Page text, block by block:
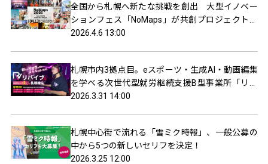
全国から札幌へ新たな挑戦を創出 大型イノベー
ションフェス「NoMaps」が共創プロジェクトを
募集
2026.4.6 13:00
札幌市内3拠点目。eスポーツ・生成AI・動画編集
を学べる次世代型就労継続支援B型事業所「リバ
イブ札幌麻生」2026年4月1日オープン。
2026.3.31 14:00
札幌中心街で流れる「雪ミク時報」、一般公募の
中から5つの新しいセリフを決定！
2026.3.25 12:00